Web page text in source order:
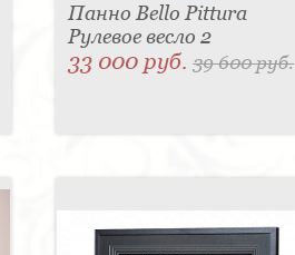
Панно Bello Pittura
Рулевое весло 2
33 000 руб.39 600 руб.